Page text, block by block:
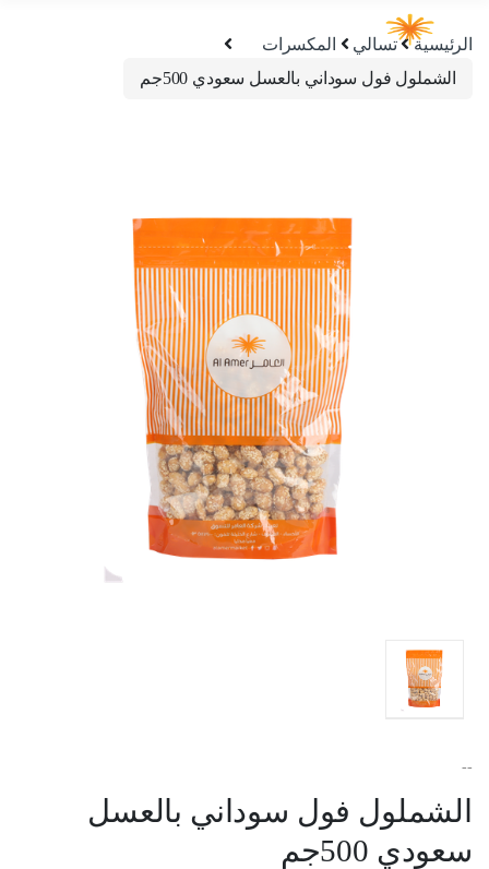
الرئيسية تسالي
المكسرات
الشملول فول سوداني بالعسل سعودي 500جم
--
الشملول فول سوداني بالعسل
سعودي 500جم